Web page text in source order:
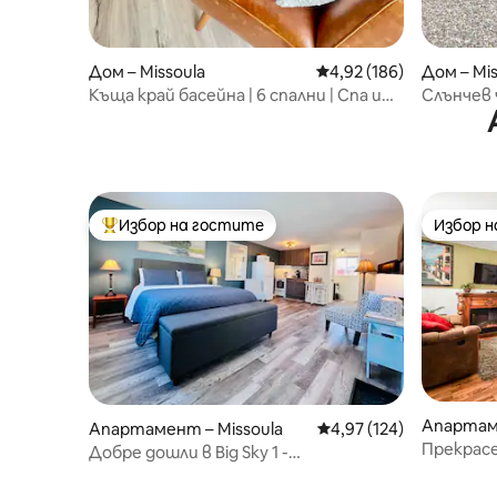
Дом – Missoula Средна оценка: 4,92
4,92 (186)
Къща край басейна | 6 спални | Спа и
Дом –
Слънчев
Най-популярен избор на гостите
Избор на гостите
Апартамент – Missoula Средна оценка: 4,97
4,97 (124)
Добре дошли в Big Sky 1 -
Избор
Избор